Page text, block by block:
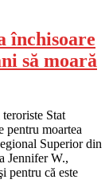
închisoare
să moară
Stat
pentru moartea
Superior din
Jennifer W.,
pentru că este